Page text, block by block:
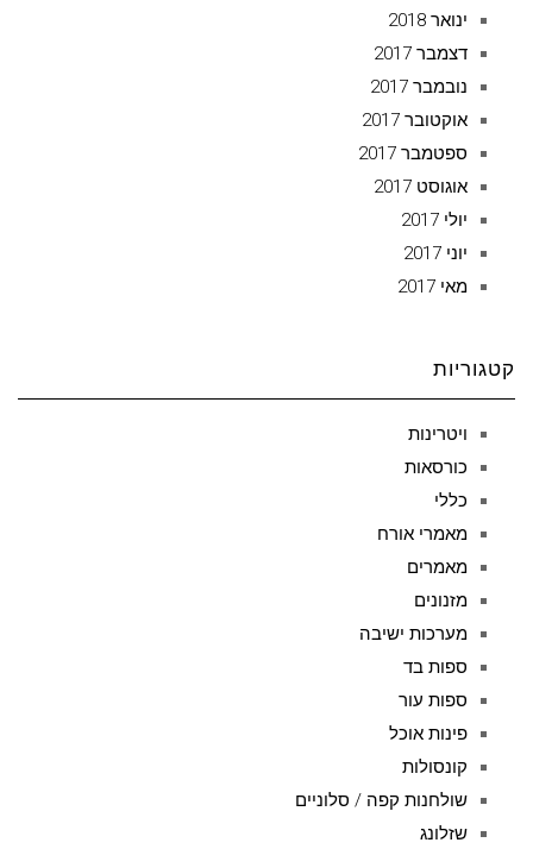
ינואר 2018
דצמבר 2017
נובמבר 2017
אוקטובר 2017
ספטמבר 2017
אוגוסט 2017
יולי 2017
יוני 2017
מאי 2017
קטגוריות
ויטרינות
כורסאות
כללי
מאמרי אורח
מאמרים
מזנונים
מערכות ישיבה
ספות בד
ספות עור
פינות אוכל
קונסולות
שולחנות קפה / סלוניים
שזלונג